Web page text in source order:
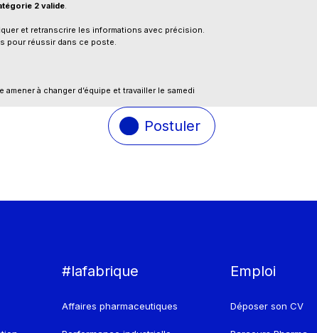
2 valide.
et retranscrire les informations avec précision.
pour réussir dans ce poste.
à changer d’équipe et travailler le samedi
Postuler
#lafabrique
Affaires pharmaceutiques
Emploi
Déposer son CV